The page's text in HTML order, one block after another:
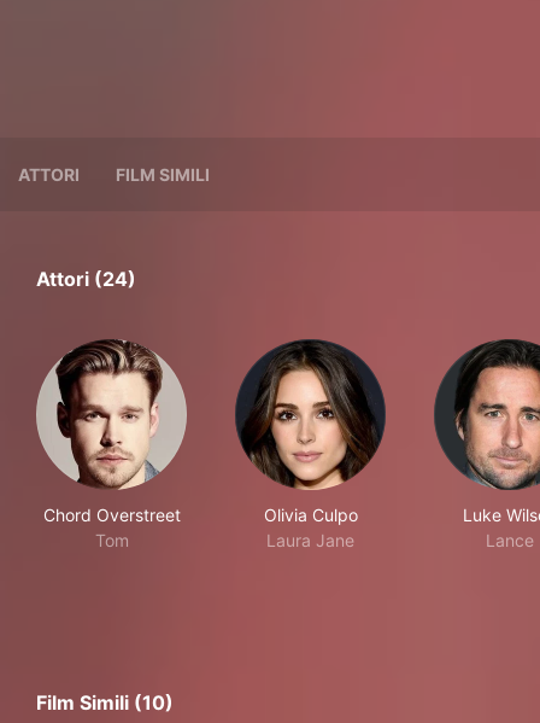
ATTORI FILM SIMILI
Attori (24)
Chord Overstreet
Tom
Olivia Culpo
Laura Jane
Luke
Lance
Film Simili (10)